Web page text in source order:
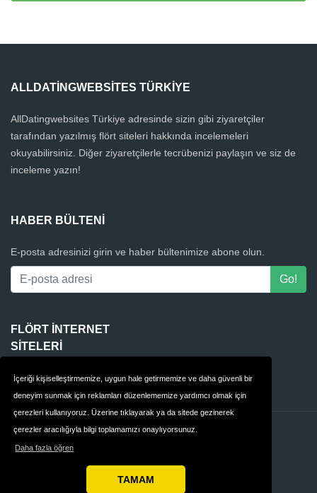
İçeriği kişiselleştirmemize, uygun hale getirmemize ve daha güvenli bir
deneyim sunmak için reklamları düzenlememize yardımcı olmak için
çerezleri kullanıyoruz. Üzerine tıklayarak ya da sitede gezinerek
çerezler aracılığıyla bilgi toplamamızı onaylıyorsunuz.
Daha fazla öğren
TAMAM
ALLDATINGWEBSITES TÜRKIYE
AllDatingwebsites Türkiye adresinde sizin gibi ziyaretçiler
tarafından yazılmış flört siteleri hakkında incelemeleri
okuyabilirsiniz. Diğer ziyaretçilerle tecrübenizi paylaşın ve siz de
inceleme yazın!
HABER BÜLTENI
E-posta adresinizi girin ve haber bültenimize abone olun.
FLÖRT INTERNET
SITELERI
4Club
İletişim
Telif Hakkı © 2026 Alldatingwebsites Türkiye